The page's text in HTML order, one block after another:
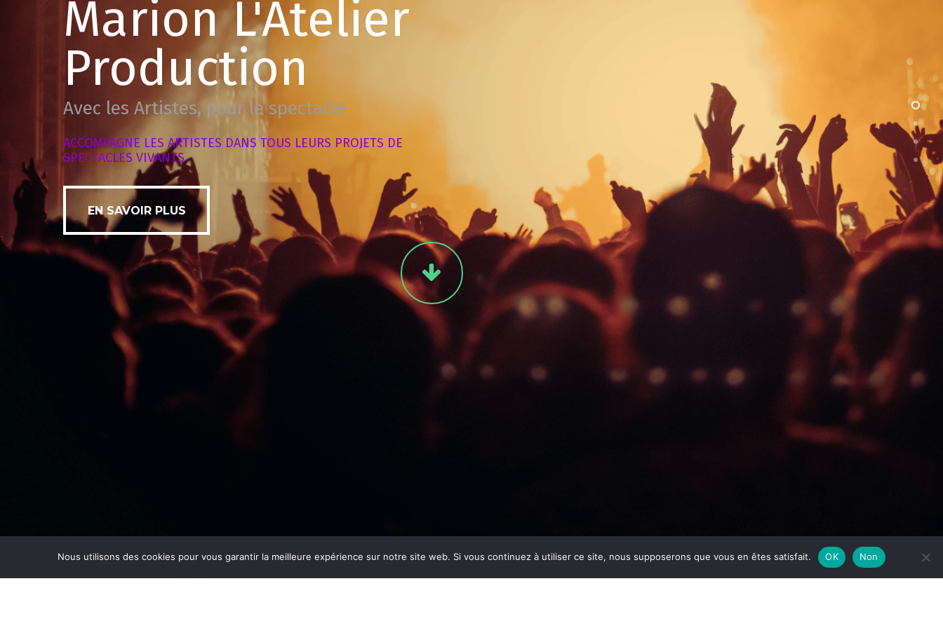
Marion L'Atelier
Production
Avec les Artistes, pour le spectacle
ACCOMPAGNE LES ARTISTES DANS TOUS LEURS PROJETS DE
SPECTACLES VIVANTS
EN SAVOIR PLUS
EN SAVOIR PLUS
Nous utilisons des cookies pour vous garantir la meilleure expérience sur notre site web. Si vous continuez à utiliser ce site, nous supposerons que vous en êtes satisfait. OK Non